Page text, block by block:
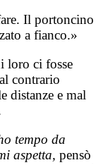
Il portoncino
a fianco.»
loro ci fosse
contrario
distanze e mal
tempo da
aspetta, pensò